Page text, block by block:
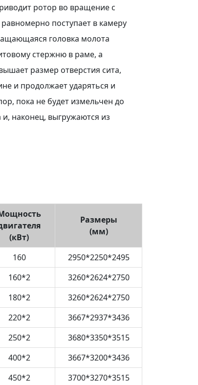
ротор во вращение с
поступает в камеру
головка молота
стержню в раме, а
размер отверстия сита,
и продолжает ударяться и
пока не будет измельчен до
наконец, выгружаются из
(кВт)
Размеры
(мм)
160
2950*2250*2495
160*2
3260*2624*2750
180*2
3260*2624*2750
220*2
3667*2937*3436
250*2
3680*3350*3515
400*2
3667*3200*3436
450*2
3700*3270*3515